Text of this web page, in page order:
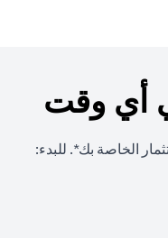
أي وقت
الخاصة بك*. للبدء: